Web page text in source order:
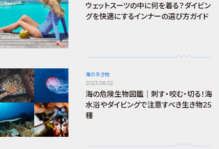
ウェットスーツの中に何を着る？ダイビン
グを快適にするインナーの選び方ガイド
海の生き物
2023.08.02
海の危険生物図鑑｜刺す・咬む・切る！海
水浴やダイビングで注意すべき生き物25
種